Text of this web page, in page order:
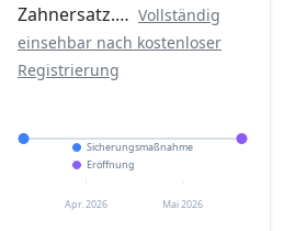
Zahnersatz.… Vollständig
einsehbar nach kostenloser
Registrierung
Sicherungsmaßnahme
Eröffnung
Apr. 2026 Mai 2026